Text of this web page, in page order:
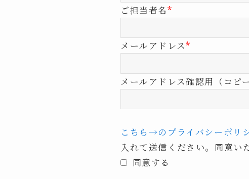
ご担当者名*
メールアドレス*
メールアドレス確認用（コピ
こちら→のプライバシーポリ
入れて送信ください。同意い
同意する